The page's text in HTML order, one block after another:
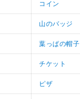
コイン
山のバッジ
葉っぱの帽子
チケット
ピザ